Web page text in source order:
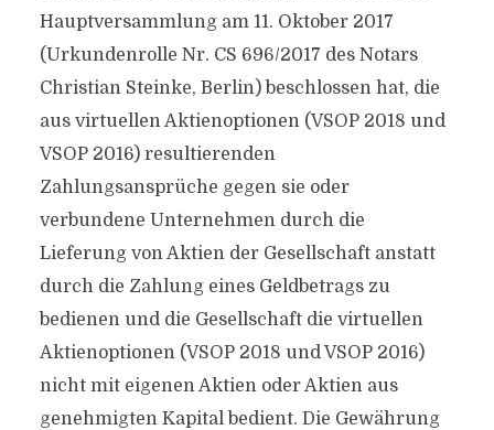
Hauptversammlung am 11. Oktober 2017
(Urkundenrolle Nr. CS 696/2017 des Notars
Christian Steinke, Berlin) beschlossen hat, die
aus virtuellen Aktienoptionen (VSOP 2018 und
VSOP 2016) resultierenden
Zahlungsansprüche gegen sie oder
verbundene Unternehmen durch die
Lieferung von Aktien der Gesellschaft anstatt
durch die Zahlung eines Geldbetrags zu
bedienen und die Gesellschaft die virtuellen
Aktienoptionen (VSOP 2018 und VSOP 2016)
nicht mit eigenen Aktien oder Aktien aus
genehmigten Kapital bedient. Die Gewährung